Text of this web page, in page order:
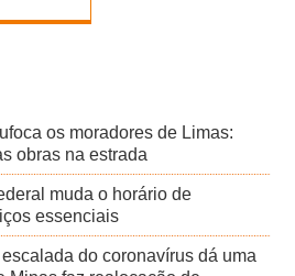
os moradores de Limas:
obras na estrada
muda o horário de
essenciais
do coronavírus dá uma